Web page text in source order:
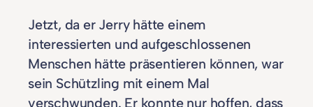
Jetzt, da er Jerry hätte einem
interessierten und aufgeschlossenen
Menschen hätte präsentieren können, war
sein Schützling mit einem Mal
verschwunden. Er konnte nur hoffen, dass